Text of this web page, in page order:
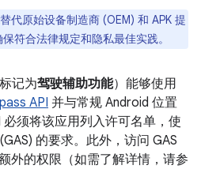
代原始设备制造商 (OEM) 和 APK 提
符合法律规定和隐私最佳实践。
记为驾驶辅助功能）能够使用
API 并与常规 Android 位置
须将该应用列入许可名单，使
的要求。此外，访问 GAS
外的权限（如需了解详情，请参